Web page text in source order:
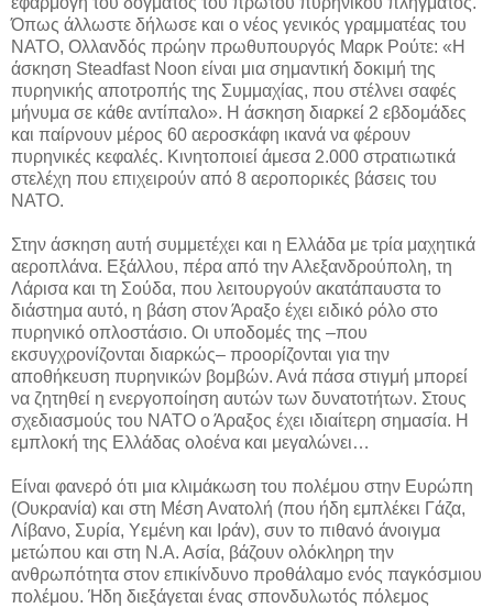
Όπως άλλωστε δήλωσε και ο νέος γενικός γραμματέας του
ΝΑΤΟ, Ολλανδός πρώην πρωθυπουργός Μαρκ Ρούτε: «Η
άσκηση Steadfast Noon είναι μια σημαντική δοκιμή της
πυρηνικής αποτροπής της Συμμαχίας, που στέλνει σαφές
μήνυμα σε κάθε αντίπαλο». Η άσκηση διαρκεί 2 εβδομάδες
και παίρνουν μέρος 60 αεροσκάφη ικανά να φέρουν
πυρηνικές κεφαλές. Κινητοποιεί άμεσα 2.000 στρατιωτικά
στελέχη που επιχειρούν από 8 αεροπορικές βάσεις του
ΝΑΤΟ.
Στην άσκηση αυτή συμμετέχει και η Ελλάδα με τρία μαχητικά
αεροπλάνα. Εξάλλου, πέρα από την Αλεξανδρούπολη, τη
Λάρισα και τη Σούδα, που λειτουργούν ακατάπαυστα το
διάστημα αυτό, η βάση στον Άραξο έχει ειδικό ρόλο στο
πυρηνικό οπλοστάσιο. Οι υποδομές της –που
εκσυγχρονίζονται διαρκώς– προορίζονται για την
αποθήκευση πυρηνικών βομβών. Ανά πάσα στιγμή μπορεί
να ζητηθεί η ενεργοποίηση αυτών των δυνατοτήτων. Στους
σχεδιασμούς του ΝΑΤΟ ο Άραξος έχει ιδιαίτερη σημασία. Η
εμπλοκή της Ελλάδας ολοένα και μεγαλώνει…
Είναι φανερό ότι μια κλιμάκωση του πολέμου στην Ευρώπη
(Ουκρανία) και στη Μέση Ανατολή (που ήδη εμπλέκει Γάζα,
Λίβανο, Συρία, Υεμένη και Ιράν), συν το πιθανό άνοιγμα
μετώπου και στη Ν.Α. Ασία, βάζουν ολόκληρη την
ανθρωπότητα στον επικίνδυνο προθάλαμο ενός παγκόσμιου
πολέμου. Ήδη διεξάγεται ένας σπονδυλωτός πόλεμος